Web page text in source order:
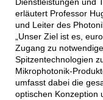
Dienstleistungen und
erläutert Professor
und Leiter des
„Unser Ziel ist es,
Zugang zu
Spitzentechnologien
Mikrophotonik-
umfasst dabei die
optischen Konzeption